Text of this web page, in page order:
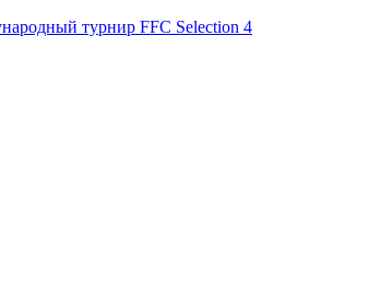
турнир FFC Selection 4